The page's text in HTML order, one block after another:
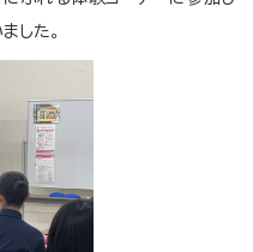
した。